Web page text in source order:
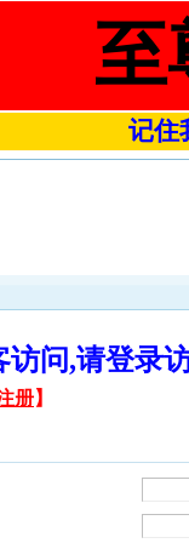
至
记住
访问,请登
册】